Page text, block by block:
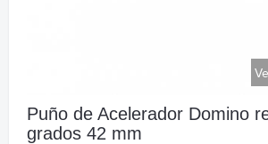
Puño de Acelerador Domino
grados 42 mm